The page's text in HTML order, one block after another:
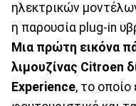
ηλεκτρικών
η παρουσία plug-in
Μια πρώτη εικόνα
λιμουζίνας Citroen
Experience, το οποίο